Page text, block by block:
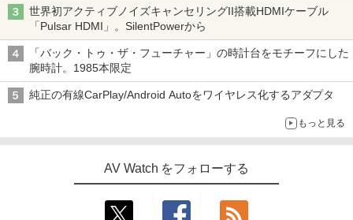
世界初アクティブノイズキャンセリングII搭載HDMIケーブル
「Pulsar HDMI」。SilentPowerから
「バック・トゥ・ザ・フューチャー」の時計台をモチーフにした
腕時計。1985本限定
純正の有線CarPlay/Android Autoをワイヤレス化するアダプタ
もっと見る
AV Watch をフォローする